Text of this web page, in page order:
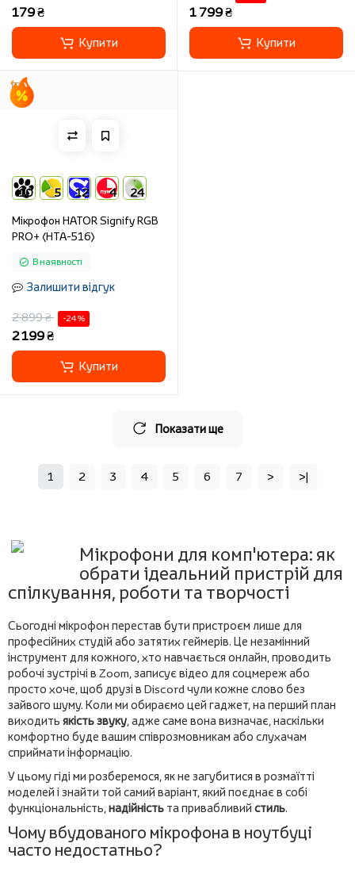
179 ₴
Купити
1 799 ₴
Купити
10 5 12 4 24
Мікрофон HATOR Signify RGB
PRO+ (HTA-516)
В наявності
Залишити відгук
2 899 ₴
-24 %
2 199 ₴
Купити
Показати ще
1 2 3 4 5 6 7 > >|
Мікрофони для комп'ютера: як
обрати ідеальний пристрій для
спілкування, роботи та творчості
Сьогодні мікрофон перестав бути пристроєм лише для
професійних студій або затятих геймерів. Це незамінний
інструмент для кожного, хто навчається онлайн, проводить
робочі зустрічі в Zoom, записує відео для соцмереж або
просто хоче, щоб друзі в Discord чули кожне слово без
зайвого шуму. Коли ми обираємо цей гаджет, на перший план
виходить якість звуку, адже саме вона визначає, наскільки
комфортно буде вашим співрозмовникам або слухачам
сприймати інформацію.
У цьому гіді ми розберемося, як не загубитися в розмаїтті
моделей і знайти той самий варіант, який поєднає в собі
функціональність,надійність та привабливий стиль.
Чому вбудованого мікрофона в ноутбуці
часто недостатньо?